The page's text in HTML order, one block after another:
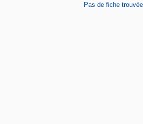
Pas de fiche trouvée